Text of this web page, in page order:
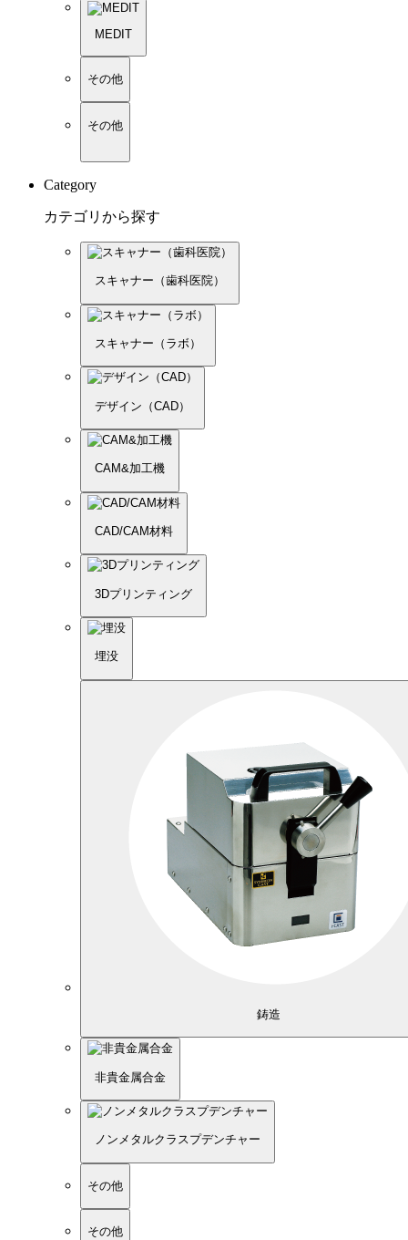
MEDIT
その他
その他
Category
カテゴリから探す
スキャナー（歯科医院）
スキャナー（ラボ）
デザイン（CAD）
CAM&加工機
CAD/CAM材料
3Dプリンティング
埋没
鋳造
非貴金属合金
ノンメタルクラスプデンチャー
その他
その他